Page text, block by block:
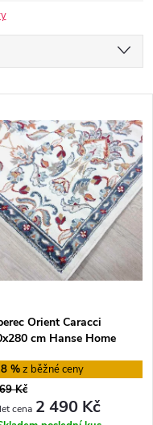
Orient Caracci
cm Hanse Home
%
Kč
2 490 Kč